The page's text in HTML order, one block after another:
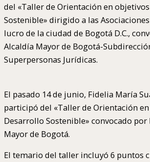
del «Taller de Orientación en
Sostenible» dirigido a las
lucro de la ciudad de Bogotá D.C.,
Alcaldía Mayor de Bogotá-
Superpersonas Jurídicas.
El pasado 14 de junio, Fidelia María
participó del «Taller de Orientación
Desarrollo Sostenible» convocado por
Mayor de Bogotá.
El temario del taller incluyó 6 puntos